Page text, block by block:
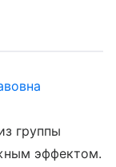
группы
эффектом.